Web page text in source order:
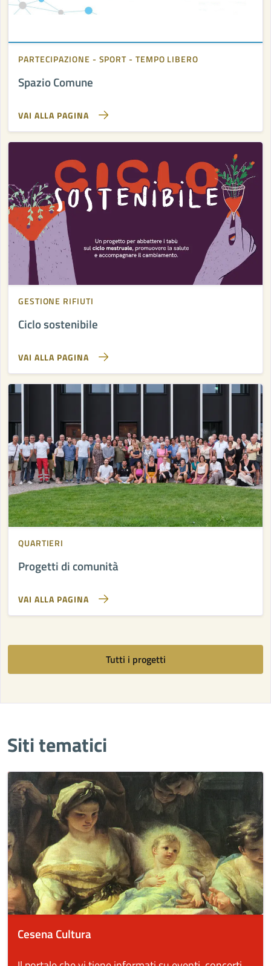
PARTECIPAZIONE SPORT TEMPO LIBERO
Spazio Comune
VAI ALLA PAGINA
GESTIONE RIFIUTI
Ciclo sostenibile
VAI ALLA PAGINA
QUARTIERI
Progetti di comunità
VAI ALLA PAGINA
Tutti i progetti
Siti tematici
Cesena Cultura